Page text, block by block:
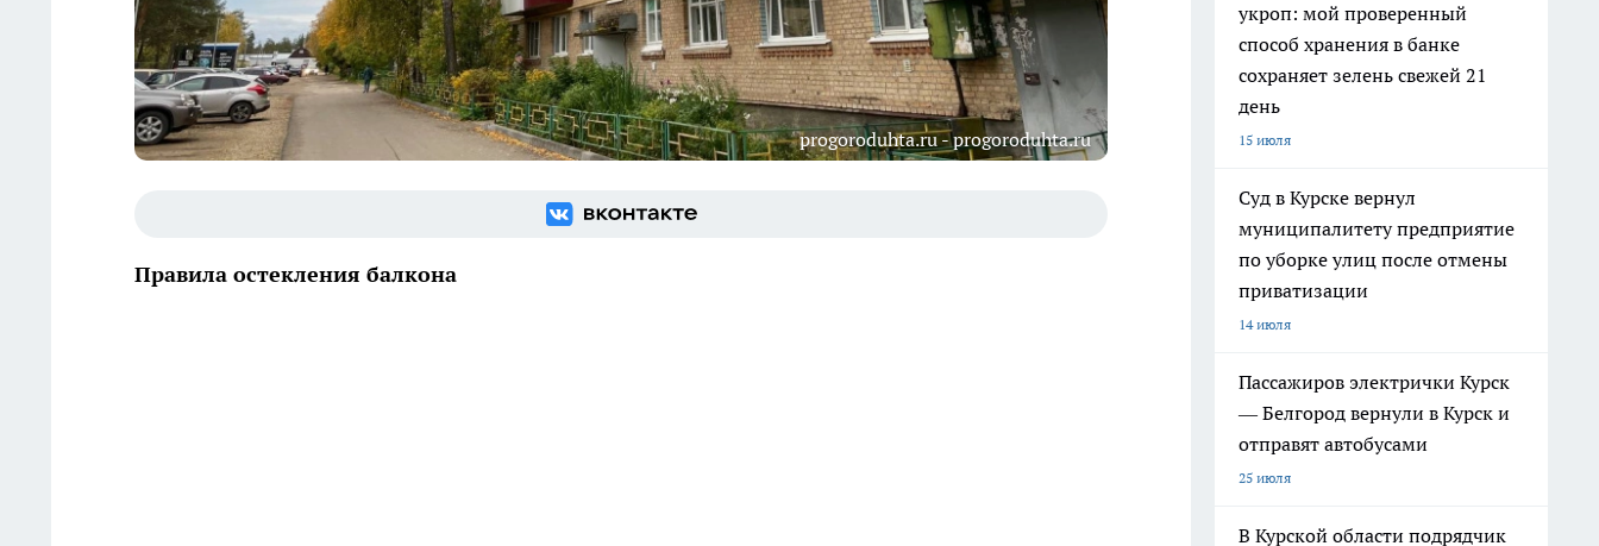
progoroduhta.ru - progoroduhta.ru
Правила остекления балкона
укроп: мой проверенный
способ хранения в банке
сохраняет зелень свежей 21
день
15 июля
Суд в Курске вернул
муниципалитету предприятие
по уборке улиц после отмены
приватизации
14 июля
Пассажиров электрички Курск
— Белгород вернули в Курск и
отправят автобусами
25 июля
В Курской области подрядчик